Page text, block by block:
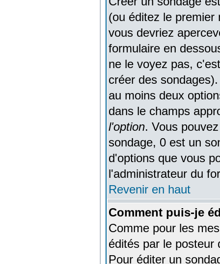
(ou éditez le
vous devriez
formulaire en
ne le voyez pas,
créer des
au moins deux
dans le champs
l'option. Vous
sondage, 0 est un
d'options que vous
l'administrateur du
Revenir en haut
Comment puis-je
Comme pour les
édités par le posteur
Pour éditer un